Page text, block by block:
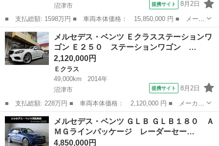
沼津市
提携サイト 8月2日
■ 支払総額: 1598万円 ■ 車両本体価格： 15,850,000 円 ■ メーカ
ー名： メルセデス・ベンツ ■ 車種名： Ｇクラス ■ グレード
名： Ｇ４００ｄ ＡＭＧライン ＯＰ３０６ マヌファクトゥーア
プログラム...
静岡 沼津市 その他
メルセデス・ベンツ Ｅクラスステーションワ
ゴン Ｅ２５０ ステーションワゴン …
2,120,000円
Ｅクラス
49,000km
2014年
沼津市
提携サイト 8月2日
■ 支払総額: 228万円 ■ 車両本体価格： 2,120,000 円 ■ メーカー
名： メルセデス・ベンツ ■ 車種名： Ｅクラスステーションワゴ
ン ■ グレード名： Ｅ２５０ ステーションワゴン アバンギャル
ド ＡＭＧ...
静岡 沼津市 Ｅクラス
メルセデス・ベンツ ＧＬＢ ＧＬＢ１８０ Ａ
ＭＧラインパッケージ レーダーセー…
4,850,000円